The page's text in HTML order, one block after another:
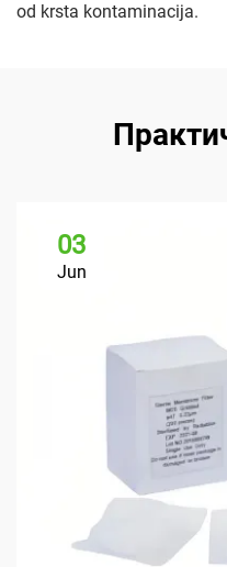
od krsta kontaminacija.
03
Jun